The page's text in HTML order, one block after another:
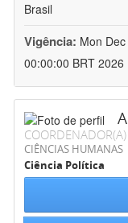
Brasil
Vigência: Mon
00:00:00 BRT 2026
COORDENADOR(A)
CIÊNCIAS HUMANAS
Ciência Política